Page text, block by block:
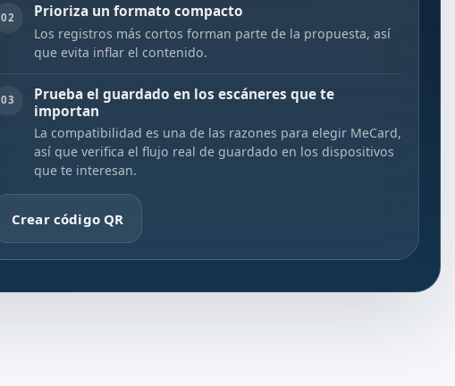
02 Prioriza un formato compacto
Los registros más cortos forman parte de la propuesta, así
que evita inflar el contenido.
03
Prueba el guardado en los escáneres que te
importan
La compatibilidad es una de las razones para elegir MeCard,
así que verifica el flujo real de guardado en los dispositivos
que te interesan.
Crear código QR